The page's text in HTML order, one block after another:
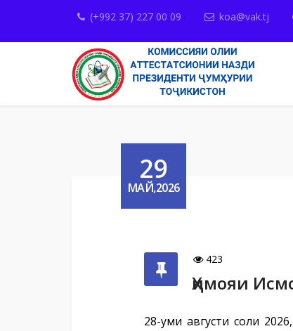
(+992 37) 227 00 09 koa@vak.tj
29
МАЙ,2026
423
Ҳимояи
28-уми августи соли